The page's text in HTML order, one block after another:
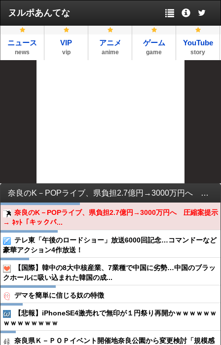
ヌルポあんてな
ニュース
news
VIP
vip
アニメ
anime
ゲーム
game
YouTube
story
奈良のK－POPライブ、県負担2.7億円→3000万円へ 圧縮案提示 → ﾈｯﾄ「キックバックする気だった？」「ゼロにすべき！」「クラファンでやれば？」ｗｗｗｗｗｗｗｗｗｗｗｗｗｗ
奈良のK－POPライブ、県負担2.7億円→3000万円へ 圧縮案提示
→ ﾈｯﾄ「キックバ...
テレ東「午後のロードショー」放送6000回記念…コマンドーなど
豪華アクション4作放送！
【国際】韓中の8大中核産業、7業種で中国に劣勢…中国のブラッ
クホールに吸い込まれた韓国の成...
デマを簡単に信じる奴の特徴
【悲報】iPhoneSE4激売れで無印が１円祭り再開かｗｗｗｗｗｗ
ｗｗｗｗｗｗｗｗ
奈良県Ｋ－ＰＯＰイベント開催地奈良公園から変更検討「規模感